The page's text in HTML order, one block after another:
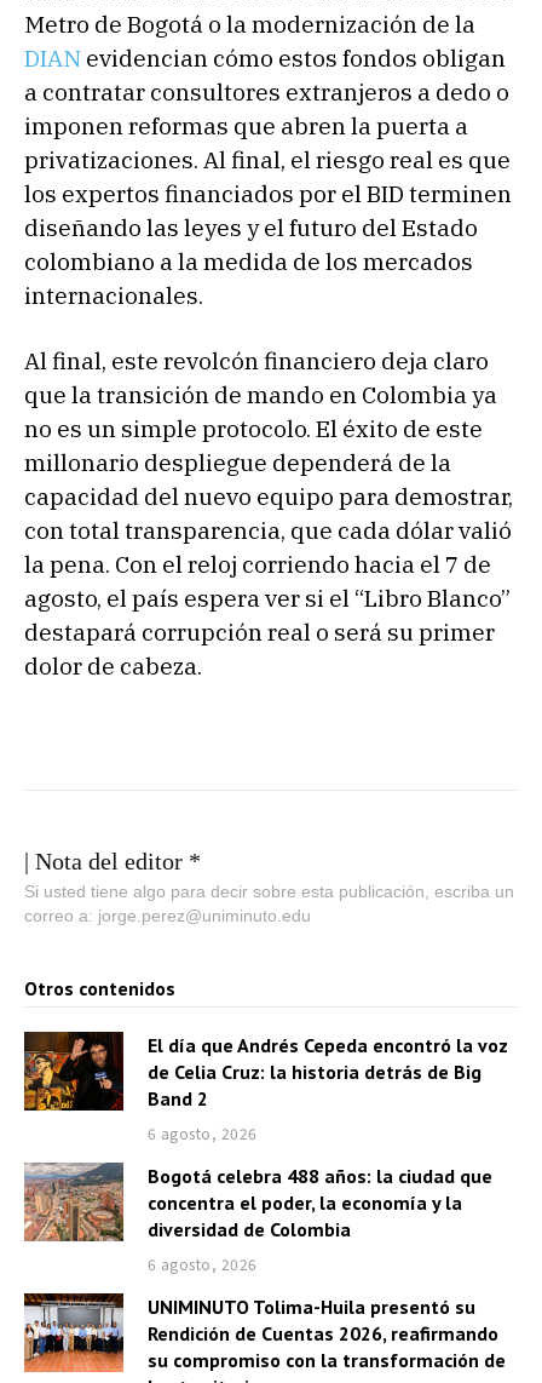
Metro de Bogotá o la modernización de la
DIAN evidencian cómo estos fondos obligan
a contratar consultores extranjeros a dedo o
imponen reformas que abren la puerta a
privatizaciones. Al final, el riesgo real es que
los expertos financiados por el BID terminen
diseñando las leyes y el futuro del Estado
colombiano a la medida de los mercados
internacionales.
Al final, este revolcón financiero deja claro
que la transición de mando en Colombia ya
no es un simple protocolo. El éxito de este
millonario despliegue dependerá de la
capacidad del nuevo equipo para demostrar,
con total transparencia, que cada dólar valió
la pena. Con el reloj corriendo hacia el 7 de
agosto, el país espera ver si el “Libro Blanco”
destapará corrupción real o será su primer
dolor de cabeza.
| Nota del editor *
Si usted tiene algo para decir sobre esta publicación, escriba un
correo a: jorge.perez@uniminuto.edu
Otros contenidos
El día que Andrés Cepeda encontró la voz
de Celia Cruz: la historia detrás de Big
Band 2
6 agosto, 2026
Bogotá celebra 488 años: la ciudad que
concentra el poder, la economía y la
diversidad de Colombia
6 agosto, 2026
UNIMINUTO Tolima-Huila presentó su
Rendición de Cuentas 2026, reafirmando
su compromiso con la transformación de